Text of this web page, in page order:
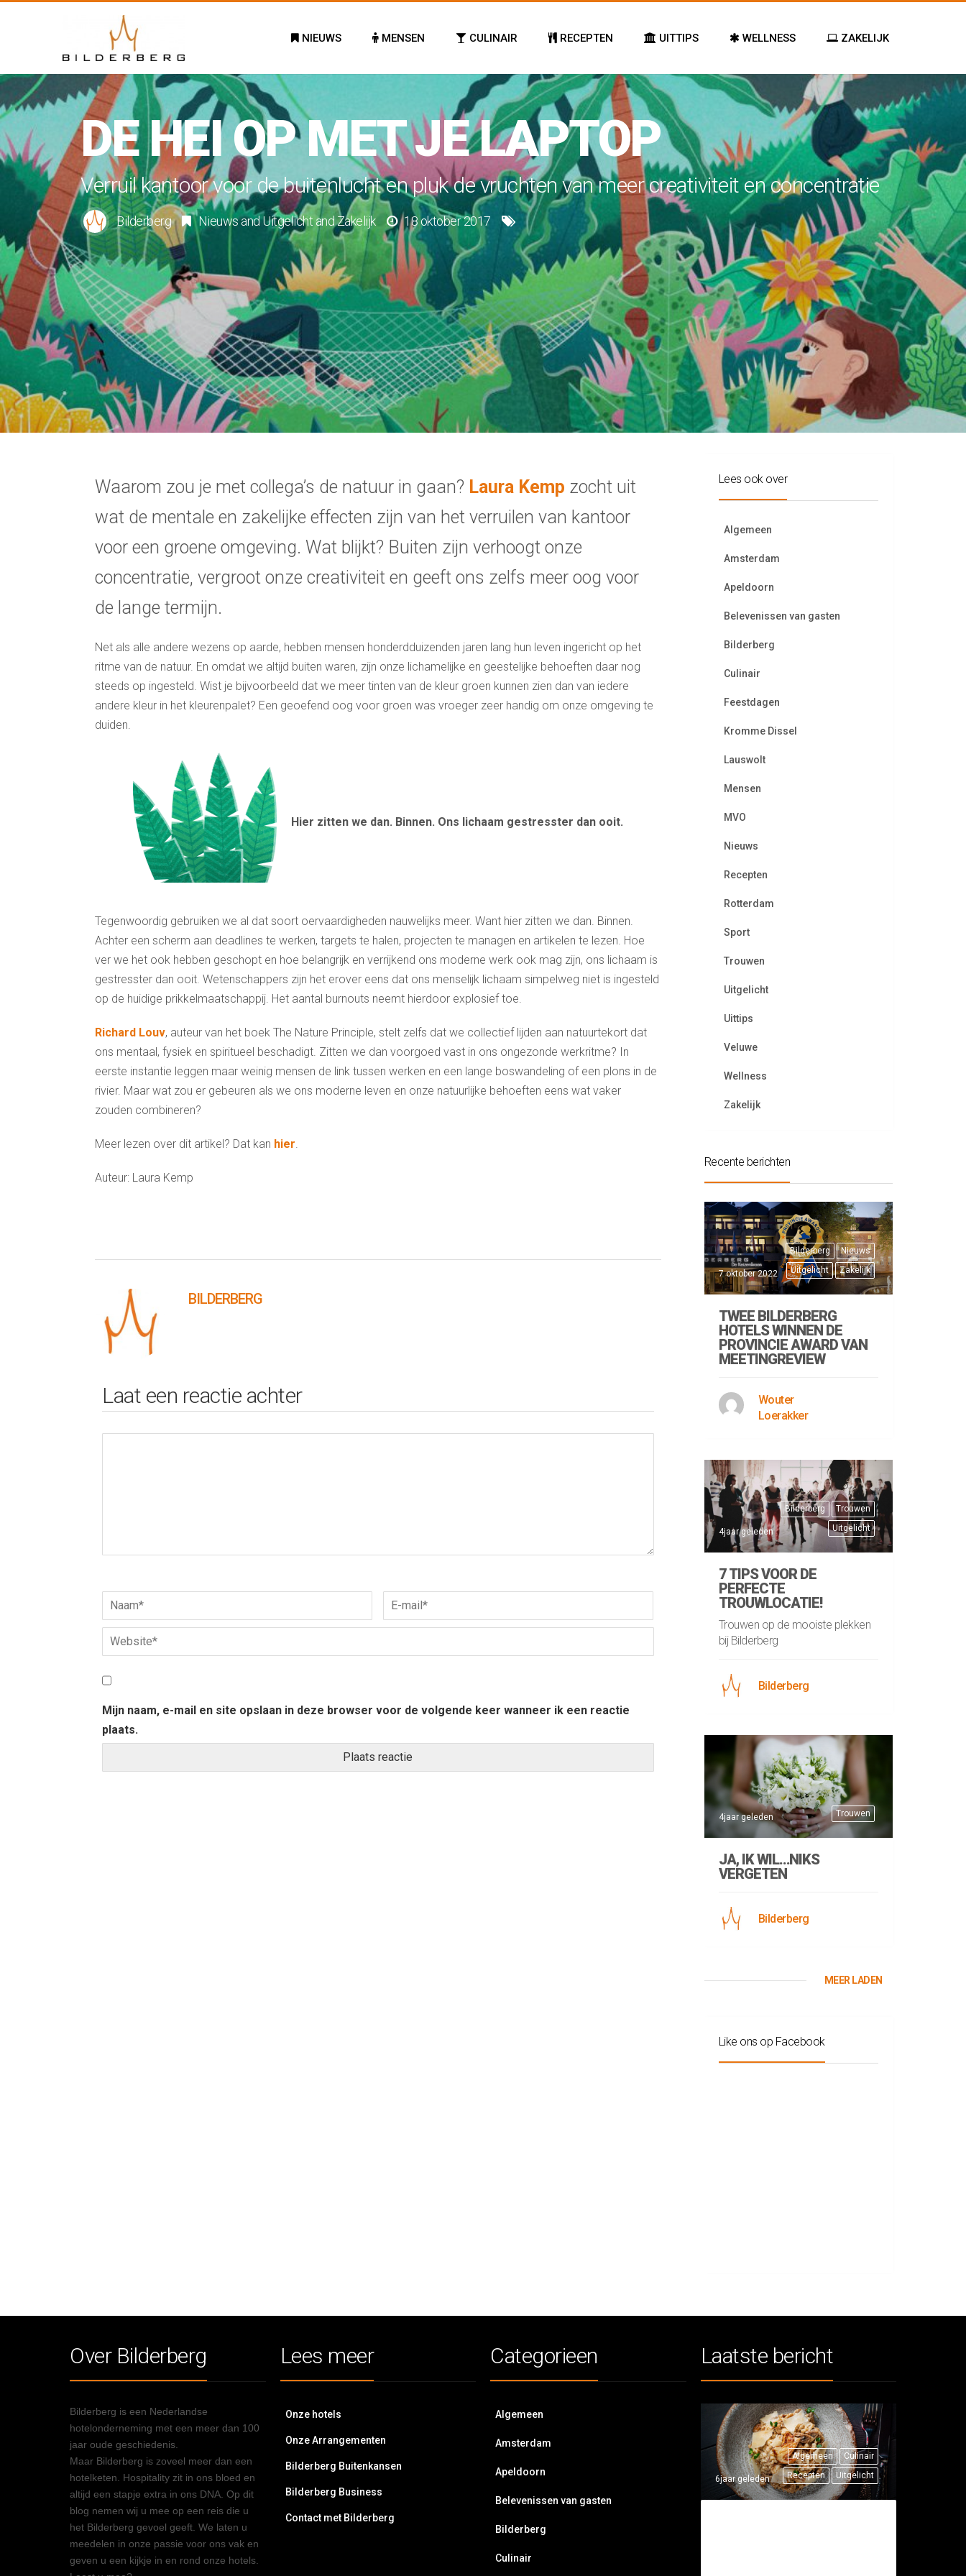
NIEUWS MENSEN CULINAIR RECEPTEN UITTIPS WELLNESS ZAKELIJK
DE HEI OP MET JE LAPTOP
Verruil kantoor voor de buitenlucht en pluk de vruchten van meer creativiteit en concentratie
Bilderberg NieuwsandUitgelichtand Zakelijk 18 oktober 2017
Waarom zou je met collega’s de natuur in gaan? Laura Kemp zocht uit
wat de mentale en zakelijke effecten zijn van het verruilen van kantoor
voor een groene omgeving. Wat blijkt? Buiten zijn verhoogt onze
concentratie, vergroot onze creativiteit en geeft ons zelfs meer oog voor
de lange termijn.
Net als alle andere wezens op aarde, hebben mensen honderdduizenden jaren lang hun leven ingericht op het
ritme van de natuur. En omdat we altijd buiten waren, zijn onze lichamelijke en geestelijke behoeften daar nog
steeds op ingesteld. Wist je bijvoorbeeld dat we meer tinten van de kleur groen kunnen zien dan van iedere
andere kleur in het kleurenpalet? Een geoefend oog voor groen was vroeger zeer handig om onze omgeving te
duiden.
Hier zitten we dan. Binnen. Ons lichaam gestresster dan ooit.
Tegenwoordig gebruiken we al dat soort oervaardigheden nauwelijks meer. Want hier zitten we dan. Binnen.
Achter een scherm aan deadlines te werken, targets te halen, projecten te managen en artikelen te lezen. Hoe
ver we het ook hebben geschopt en hoe belangrijk en verrijkend ons moderne werk ook mag zijn, ons lichaam is
gestresster dan ooit. Wetenschappers zijn het erover eens dat ons menselijk lichaam simpelweg niet is ingesteld
op de huidige prikkelmaatschappij. Het aantal burnouts neemt hierdoor explosief toe.
Richard Louv, auteur van het boek The Nature Principle, stelt zelfs dat we collectief lijden aan natuurtekort dat
ons mentaal, fysiek en spiritueel beschadigt. Zitten we dan voorgoed vast in ons ongezonde werkritme? In
eerste instantie leggen maar weinig mensen de link tussen werken en een lange boswandeling of een plons in de
rivier. Maar wat zou er gebeuren als we ons moderne leven en onze natuurlijke behoeften eens wat vaker
zouden combineren?
Meer lezen over dit artikel? Dat kan hier
Auteur: Laura Kemp
BILDERBERG
Laat een reactie achter
Mijn naam, e-mail en site opslaan in deze browser voor de volgende keer wanneer ik een reactie
plaats.
Lees ook over
Algemeen
Amsterdam
Apeldoorn
Belevenissen van gasten
Bilderberg
Culinair
Feestdagen
Kromme Dissel
Lauswolt
Mensen
MVO
Nieuws
Recepten
Rotterdam
Sport
Trouwen
Uitgelicht
Uittips
Veluwe
Wellness
Zakelijk
Recente berichten
Bilderberg
Nieuws
Uitgelicht
Zakelijk
7 oktober 2022
TWEE BILDERBERG
HOTELS WINNEN DE
PROVINCIE AWARD VAN
MEETINGREVIEW
Wouter
Loerakker
Bilderberg
Trouwen
Uitgelicht
4jaar geleden
7 TIPS VOOR DE
PERFECTE
TROUWLOCATIE!
Trouwen op de mooiste plekken
bij Bilderberg
Bilderberg
Trouwen
4jaar geleden
JA, IK WIL…NIKS
VERGETEN
Bilderberg
MEER LADEN
Like ons op Facebook
Over Bilderberg
Bilderberg is een Nederlandse
hotelonderneming met een meer dan 100
jaar oude geschiedenis.
Maar Bilderberg is zoveel meer dan een
hotelketen. Hospitality zit in ons bloed en
altijd een stapje extra in ons DNA. Op dit
blog nemen wij u mee op een reis die u
het Bilderberg gevoel geeft. We laten u
meedelen in onze passie voor ons vak en
geven u een kijkje in en rond onze hotels.
Lees meer
Onze hotels
Onze Arrangementen
Bilderberg Buitenkansen
Bilderberg Business
Contact met Bilderberg
Categorieen
Algemeen
Amsterdam
Apeldoorn
Belevenissen van gasten
Bilderberg
Culinair
Laatste bericht
Algemeen
Culinair
Recepten
Uitgelicht
6jaar geleden